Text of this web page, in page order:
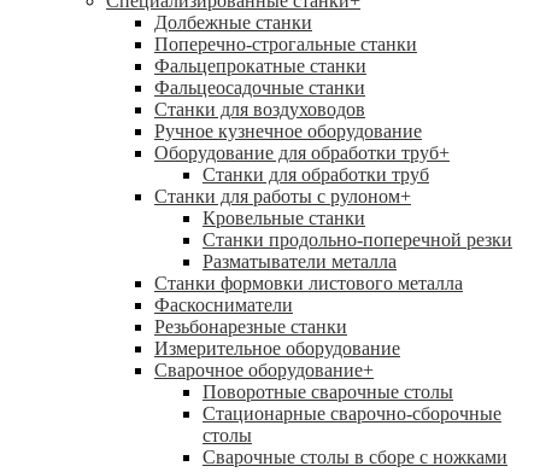
Долбежные станки
Поперечно-строгальные станки
Фальцепрокатные станки
Фальцеосадочные станки
Станки для воздуховодов
Ручное кузнечное оборудование
Оборудование для обработки труб+
Станки для обработки труб
Станки для работы с рулоном+
Кровельные станки
Станки продольно-поперечной резки
Разматыватели металла
Станки формовки листового металла
Фаскосниматели
Резьбонарезные станки
Измерительное оборудование
Сварочное оборудование+
Поворотные сварочные столы
Стационарные сварочно-сборочные
столы
Сварочные столы в сборе с ножками